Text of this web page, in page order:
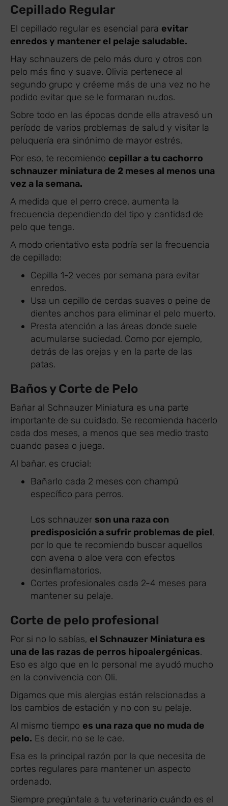
Cepillado Regular
El cepillado regular es esencial para evitar
enredos y mantener el pelaje saludable.
Hay schnauzers de pelo más duro y otros con
pelo más fino y suave. Olivia pertenece al
segundo grupo y créeme más de una vez no he
podido evitar que se le formaran nudos.
Sobre todo en las épocas donde ella atravesó un
período de varios problemas de salud y visitar la
peluquería era sinónimo de mayor estrés.
Por eso, te recomiendo cepillar a tu cachorro
schnauzer miniatura de 2 meses al menos una
vez a la semana.
A medida que el perro crece, aumenta la
frecuencia dependiendo del tipo y cantidad de
pelo que tenga.
A modo orientativo esta podría ser la frecuencia
de cepillado:
Cepilla 1-2 veces por semana para evitar
enredos.
Usa un cepillo de cerdas suaves o peine de
dientes anchos para eliminar el pelo muerto.
Presta atención a las áreas donde suele
acumularse suciedad. Como por ejemplo,
detrás de las orejas y en la parte de las
patas.
Baños y Corte de Pelo
Bañar al Schnauzer Miniatura es una parte
importante de su cuidado. Se recomienda hacerlo
cada dos meses, a menos que sea medio trasto
cuando pasea o juega.
Al bañar, es crucial:
Bañarlo cada 2 meses con champú
específico para perros.
Los schnauzer son una raza con
predisposición a sufrir problemas de piel,
por lo que te recomiendo buscar aquellos
con avena o aloe vera con efectos
desinflamatorios.
Cortes profesionales cada 2-4 meses para
mantener su pelaje.
Corte de pelo profesional
Por si no lo sabías, el Schnauzer Miniatura es
una de las razas de perros hipoalergénicas.
Eso es algo que en lo personal me ayudó mucho
en la convivencia con Oli.
Digamos que mis alergias están relacionadas a
los cambios de estación y no con su pelaje.
Al mismo tiempo es una raza que no muda de
pelo. Es decir, no se le cae.
Esa es la principal razón por la que necesita de
cortes regulares para mantener un aspecto
ordenado.
Siempre pregúntale a tu veterinario cuándo es el